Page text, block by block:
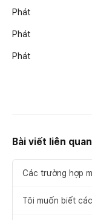
Phát
Phát
Phát
Bài viết liên quan
Các trường hợp
Tôi muốn biết